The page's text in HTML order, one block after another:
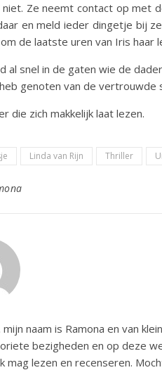
Ze neemt contact op met
en meld ieder dingetje bij
de laatste uren van Iris haar
al snel in de gaten wie de
genoten van de vertrouwde
die zich makkelijk laat lezen.
Linda van Rijn Thriller
mijn naam is Ramona en van
bezigheden en op deze
mag lezen en recenseren.